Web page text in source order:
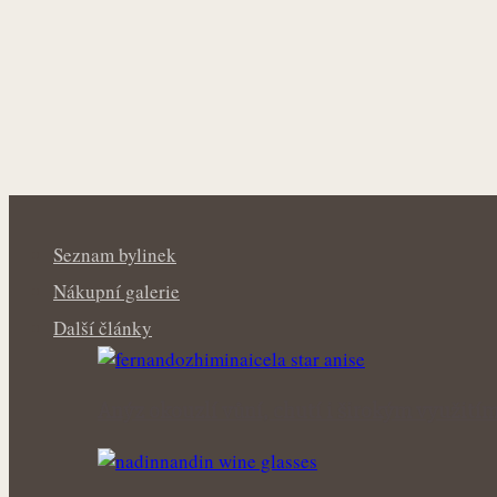
Seznam bylinek
Nákupní galerie
Další články